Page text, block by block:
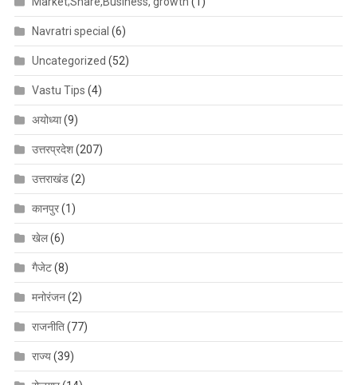
Navratri special (6)
Uncategorized (52)
Vastu Tips (4)
अयोध्या(9)
उत्तरप्रदेश(207)
उत्तराखंड(2)
कानपुर(1)
खेल(6)
गैजेट(8)
मनोरंजन(2)
राजनीति(77)
राज्य(39)